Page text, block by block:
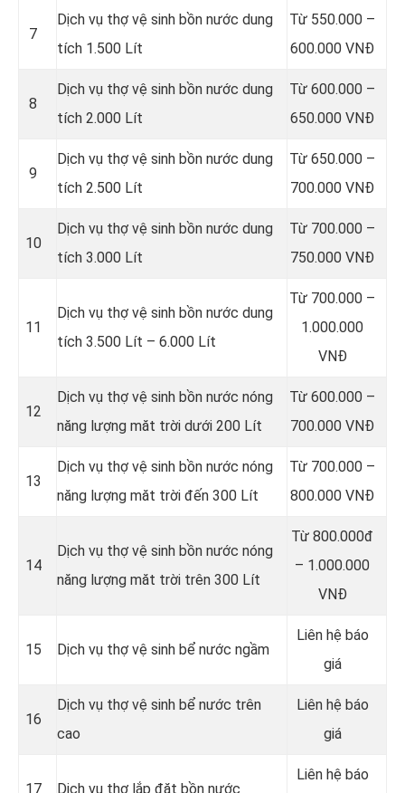
7
Dịch vụ thợ vệ sinh bồn nước dung
tích 1.500 Lít
Từ 550.000 –
600.000 VNĐ
8
Dịch vụ thợ vệ sinh bồn nước dung
tích 2.000 Lít
Từ 600.000 –
650.000 VNĐ
9
Dịch vụ thợ vệ sinh bồn nước dung
tích 2.500 Lít
Từ 650.000 –
700.000 VNĐ
10
Dịch vụ thợ vệ sinh bồn nước dung
tích 3.000 Lít
Từ 700.000 –
750.000 VNĐ
11
Dịch vụ thợ vệ sinh bồn nước dung
tích 3.500 Lít – 6.000 Lít
Từ 700.000 –
1.000.000
VNĐ
12
Dịch vụ thợ vệ sinh bồn nước nóng
năng lượng măt trời dưới 200 Lít
Từ 600.000 –
700.000 VNĐ
13
Dịch vụ thợ vệ sinh bồn nước nóng
năng lượng măt trời đến 300 Lít
Từ 700.000 –
800.000 VNĐ
14
Dịch vụ thợ vệ sinh bồn nước nóng
năng lượng măt trời trên 300 Lít
Từ 800.000đ
– 1.000.000
VNĐ
15 Dịch vụ thợ vệ sinh bể nước ngầm
Liên hệ báo
giá
16
Dịch vụ thợ vệ sinh bể nước trên
cao
Liên hệ báo
giá
17 Dịch vụ thợ lắp đặt bồn nước
Liên hệ báo